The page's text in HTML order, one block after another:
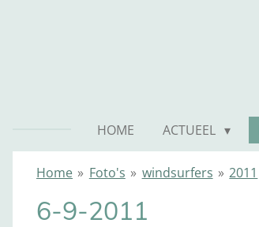
HOME ACTUEEL
Home » Foto's » windsurfers » 2011
6-9-2011